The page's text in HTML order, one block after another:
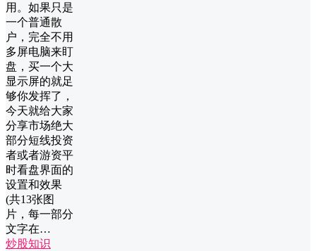
用。如果只是
一个普通散
户，完全不用
多屏电脑来盯
盘，买一个大
显示屏的就足
够你发挥了，
今天就给大家
分享市场绝大
部分短线投资
者或者游资平
时看盘界面的
设置和效果
(共13张图
片，每一部分
文字在…
炒股知识